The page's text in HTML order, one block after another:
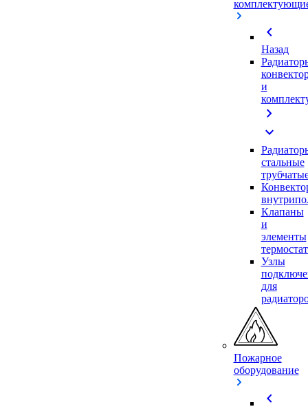
chevron_left
Назад
и
chevron_right
expand_more
стальные
Клапаны
и
элементы
Узлы
для
Пожарное
оборудование
chevron_left